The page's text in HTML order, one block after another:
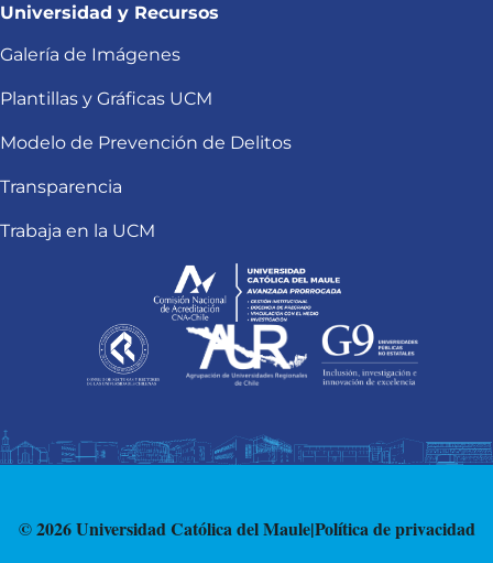
Universidad y Recursos
Galería de Imágenes
Plantillas y Gráficas UCM
Modelo de Prevención de Delitos
Transparencia
Trabaja en la UCM
© 2026 Universidad Católica del Maule|Política de privacidad